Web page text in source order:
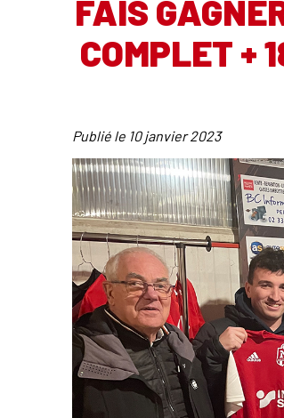
FAIS
COMPLET +
Publié le 10 janvier 2023